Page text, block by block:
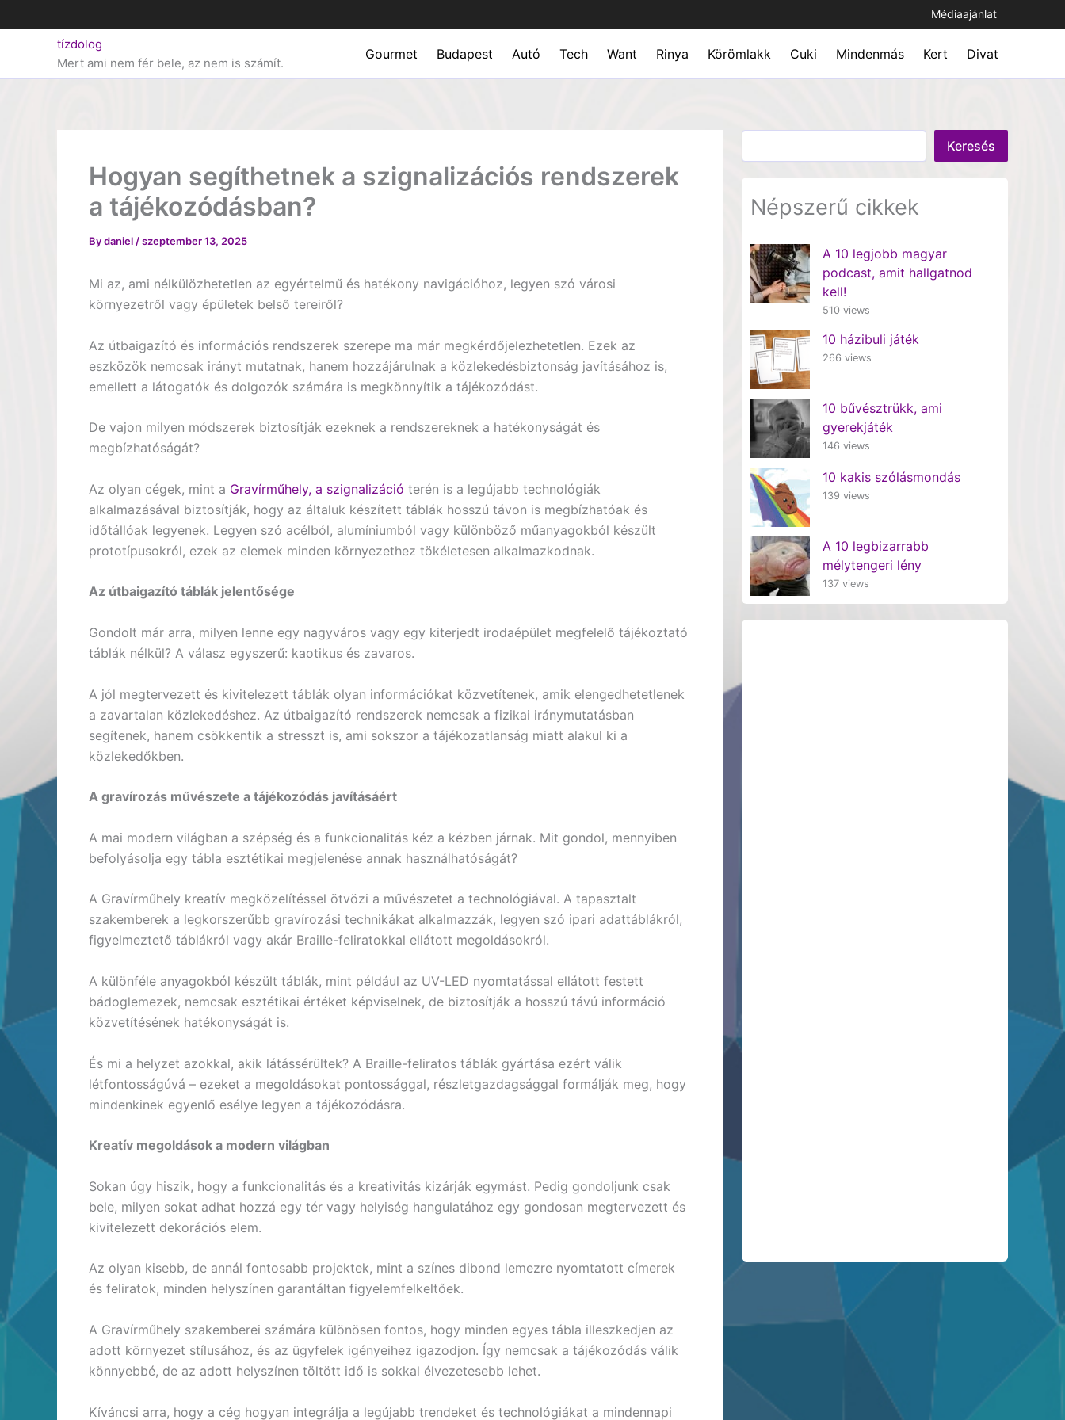
to
Médiaajánlat
tízdolog
Mert ami nem fér bele, az nem is számít.
Gourmet Budapest Autó Tech Want Rinya Körömlakk Cuki Mindenmás Kert Divat
Hogyan segíthetnek a szignalizációs rendszerek
a tájékozódásban?
Bydaniel /szeptember 13, 2025
Mi az, ami nélkülözhetetlen az egyértelmű és hatékony navigációhoz, legyen szó városi
környezetről vagy épületek belső tereiről?
Az útbaigazító és információs rendszerek szerepe ma már megkérdőjelezhetetlen. Ezek az
eszközök nemcsak irányt mutatnak, hanem hozzájárulnak a közlekedésbiztonság javításához is,
emellett a látogatók és dolgozók számára is megkönnyítik a tájékozódást.
De vajon milyen módszerek biztosítják ezeknek a rendszereknek a hatékonyságát és
megbízhatóságát?
Az olyan cégek, mint a Gravírműhely, a szignalizáció terén is a legújabb technológiák
alkalmazásával biztosítják, hogy az általuk készített táblák hosszú távon is megbízhatóak és
időtállóak legyenek. Legyen szó acélból, alumíniumból vagy különböző műanyagokból készült
prototípusokról, ezek az elemek minden környezethez tökéletesen alkalmazkodnak.
Az útbaigazító táblák jelentősége
Gondolt már arra, milyen lenne egy nagyváros vagy egy kiterjedt irodaépület megfelelő tájékoztató
táblák nélkül? A válasz egyszerű: kaotikus és zavaros.
A jól megtervezett és kivitelezett táblák olyan információkat közvetítenek, amik elengedhetetlenek
a zavartalan közlekedéshez. Az útbaigazító rendszerek nemcsak a fizikai iránymutatásban
segítenek, hanem csökkentik a stresszt is, ami sokszor a tájékozatlanság miatt alakul ki a
közlekedőkben.
A gravírozás művészete a tájékozódás javításáért
A mai modern világban a szépség és a funkcionalitás kéz a kézben járnak. Mit gondol, mennyiben
befolyásolja egy tábla esztétikai megjelenése annak használhatóságát?
A Gravírműhely kreatív megközelítéssel ötvözi a művészetet a technológiával. A tapasztalt
szakemberek a legkorszerűbb gravírozási technikákat alkalmazzák, legyen szó ipari adattáblákról,
figyelmeztető táblákról vagy akár Braille-feliratokkal ellátott megoldásokról.
A különféle anyagokból készült táblák, mint például az UV-LED nyomtatással ellátott festett
bádoglemezek, nemcsak esztétikai értéket képviselnek, de biztosítják a hosszú távú információ
közvetítésének hatékonyságát is.
És mi a helyzet azokkal, akik látássérültek? A Braille-feliratos táblák gyártása ezért válik
létfontosságúvá – ezeket a megoldásokat pontossággal, részletgazdagsággal formálják meg, hogy
mindenkinek egyenlő esélye legyen a tájékozódásra.
Kreatív megoldások a modern világban
Sokan úgy hiszik, hogy a funkcionalitás és a kreativitás kizárják egymást. Pedig gondoljunk csak
bele, milyen sokat adhat hozzá egy tér vagy helyiség hangulatához egy gondosan megtervezett és
kivitelezett dekorációs elem.
Az olyan kisebb, de annál fontosabb projektek, mint a színes dibond lemezre nyomtatott címerek
és feliratok, minden helyszínen garantáltan figyelemfelkeltőek.
A Gravírműhely szakemberei számára különösen fontos, hogy minden egyes tábla illeszkedjen az
adott környezet stílusához, és az ügyfelek igényeihez igazodjon. Így nemcsak a tájékozódás válik
könnyebbé, de az adott helyszínen töltött idő is sokkal élvezetesebb lehet.
Kíváncsi arra, hogy a cég hogyan integrálja a legújabb trendeket és technológiákat a mindennapi
Keresés
Népszerű cikkek
A 10 legjobb magyar
podcast, amit hallgatnod
kell!
510 views
10 házibuli játék
266 views
10 bűvésztrükk, ami
gyerekjáték
146 views
10 kakis szólásmondás
139 views
A 10 legbizarrabb
mélytengeri lény
137 views